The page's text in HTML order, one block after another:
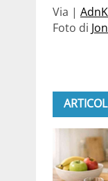
Via |
Foto di